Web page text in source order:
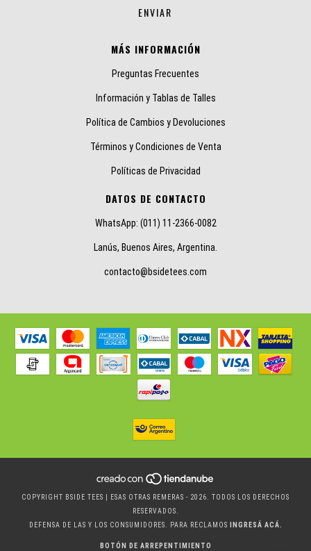
MÁS INFORMACIÓN
Preguntas Frecuentes
Información y Tablas de Talles
Política de Cambios y Devoluciones
Términos y Condiciones de Venta
Políticas de Privacidad
DATOS DE CONTACTO
WhatsApp: (011) 11-2366-0082
Lanús, Buenos Aires, Argentina.
contacto@bsidetees.com
COPYRIGHT BSIDE TEES | ESAS OTRAS REMERAS - 2026. TODOS LOS DERECHOS
RESERVADOS.
DEFENSA DE LAS Y LOS CONSUMIDORES. PARA RECLAMOS
INGRESÁ ACÁ.
BOTÓN DE ARREPENTIMIENTO